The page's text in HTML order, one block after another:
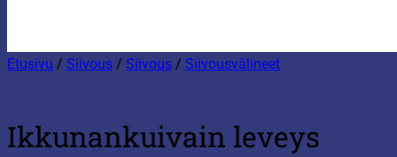
Etusivu / Siivous / Siivous / Siivousvälineet
Ikkunankuivain leveys